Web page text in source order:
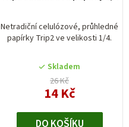
Netradiční celulózové, průhledné
papírky Trip2 ve velikosti 1/4.
je
5,0
5
hvězdiček.
Skladem
26 Kč
14 Kč
DO KOŠÍKU